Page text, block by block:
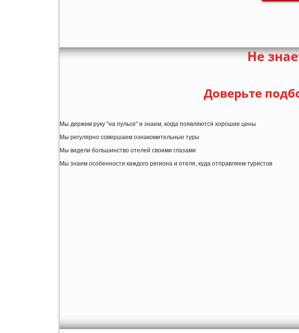
Не
Доверьте
Мы держим руку "на пульсе" и знаем, когда появляются хорошие цены
Мы регулярно совершаем ознакомительные туры
Мы видели большинство отелей своими глазами
Мы знаем особенности каждого региона и отеля, куда отправляем туристов